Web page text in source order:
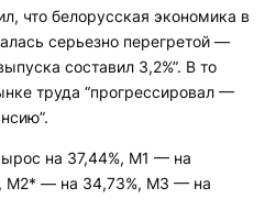
что белорусская экономика в
серьезно перегретой —
составил 3,2%”. В то
труда “прогрессировал —
на 37,44%, М1 — на
М2* — на 34,73%, М3 — на